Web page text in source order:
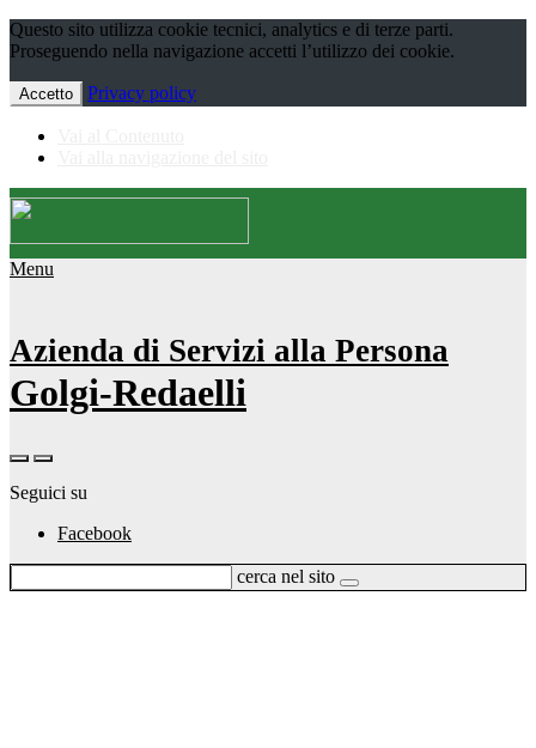
Questo sito utilizza cookie tecnici, analytics e di terze parti.
Proseguendo nella navigazione accetti l’utilizzo dei cookie.
Accetto Privacy policy
Menu
Azienda di Servizi alla Persona
Golgi-Redaelli
Seguici su
Facebook
cerca nel sito